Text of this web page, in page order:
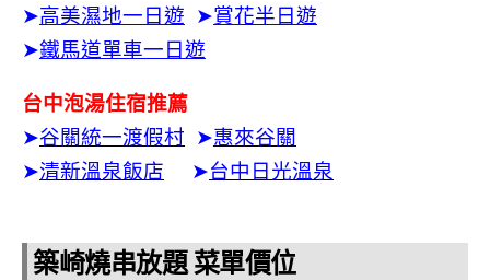
➤高美濕地一日遊 ➤賞花半日遊
➤鐵馬道單車一日遊
台中泡湯住宿推薦
➤谷關統一渡假村 ➤惠來谷關
➤清新溫泉飯店 ➤台中日光溫泉
築崎燒串放題 菜單價位